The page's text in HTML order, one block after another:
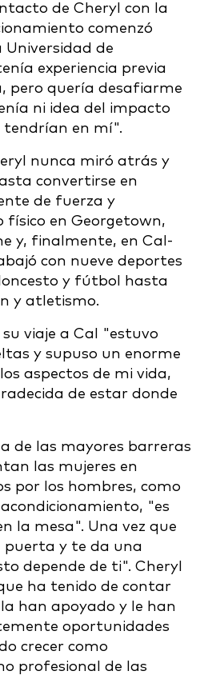
de Cheryl con la
comenzó
Universidad de
experiencia previa
pero quería desafiarme
ni idea del impacto
tendrían en mí".
nunca miró atrás y
convertirse en
de fuerza y
físico en Georgetown,
y, finalmente, en Cal-
con nueve deportes
y fútbol hasta
y atletismo.
viaje a Cal "estuvo
y supuso un enorme
aspectos de mi vida,
de estar donde
de las mayores barreras
las mujeres en
por los hombres, como
"es
la mesa". Una vez que
puerta y te da una
depende de ti". Cheryl
ha tenido de contar
han apoyado y le han
oportunidades
crecer como
profesional de las